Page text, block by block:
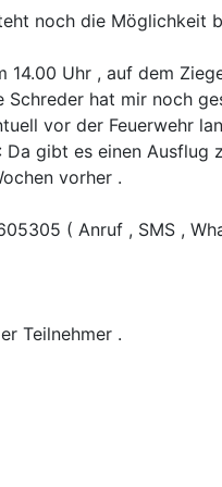
noch die Möglichkeit
Uhr , auf dem
hat mir noch
vor der Feuerwehr
gibt es einen Ausflug
vorher .
( Anruf , SMS ,
Teilnehmer .